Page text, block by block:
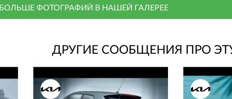
БОЛЬШЕ ФОТОГРАФИЙ В НАШЕЙ ГАЛЕРЕЕ
ДРУГИЕ СООБЩЕНИЯ ПРО